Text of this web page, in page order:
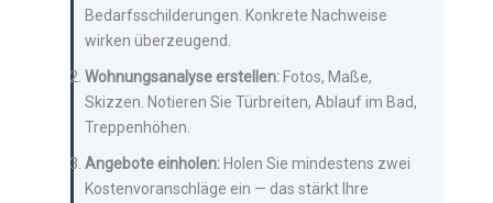
Bedarfsschilderungen. Konkrete Nachweise
wirken überzeugend.
Wohnungsanalyse erstellen: Fotos, Maße,
Skizzen. Notieren Sie Türbreiten, Ablauf im Bad,
Treppenhöhen.
Angebote einholen: Holen Sie mindestens zwei
Kostenvoranschläge ein — das stärkt Ihre